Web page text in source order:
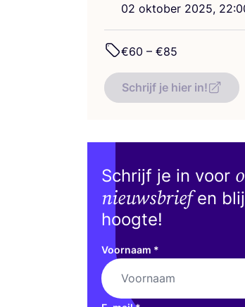
02 okto­ber 2025, 22:
€60 – €85
Schrijf je hier in!
Schrijf je in voor
nieuwsbriefen
hoogte!
Voornaam *